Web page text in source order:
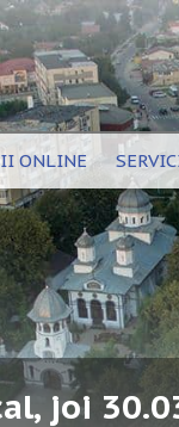
ONLINE
joi